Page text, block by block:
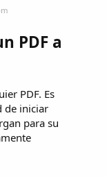
PDF a
PDF. Es
de iniciar
para su